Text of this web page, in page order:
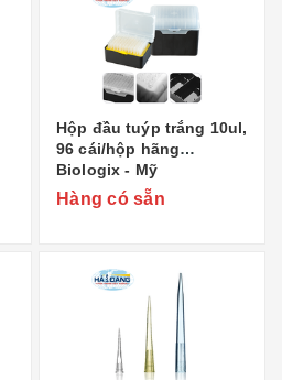
Hộp đầu tuýp trắng 10ul,
96 cái/hộp hãng
Biologix - Mỹ
Hàng có sẵn